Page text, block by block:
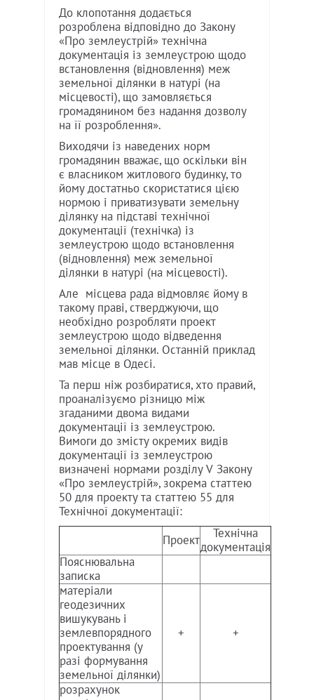
До клопотання додається
розроблена відповідно до Закону
«Про землеустрій» технічна
документація із землеустрою щодо
встановлення (відновлення) меж
земельної ділянки в натурі (на
місцевості), що замовляється
громадянином без надання дозволу
на її розроблення».
Виходячи із наведених норм
громадянин вважає, що оскільки він
є власником житлового будинку, то
йому достатньо скористатися цією
нормою і приватизувати земельну
ділянку на підставі технічної
документації (технічка) із
землеустрою щодо встановлення
(відновлення) меж земельної
ділянки в натурі (на місцевості).
Але місцева рада відмовляє йому в
такому праві, стверджуючи, що
необхідно розробляти проект
землеустрою щодо відведення
земельної ділянки. Останній приклад
мав місце в Одесі.
Та перш ніж розбиратися, хто правий,
проаналізуємо різницю між
згаданими двома видами
документації із землеустрою.
Вимоги до змісту окремих видів
документації із землеустрою
визначені нормами розділу V Закону
«Про землеустрій», зокрема статтею
50 для проекту та статтею 55 для
Технічної документації:
Проект
Технічна
документація
Пояснювальна
записка
матеріали
геодезичних
вишукувань і
землевпорядного
проектування (у
разі формування
земельної ділянки)
+ +
розрахунок